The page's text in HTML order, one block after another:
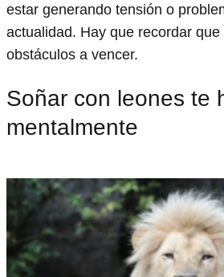
estar generando tensión o
actualidad. Hay que recordar que
obstáculos a vencer.
Soñar con leones te
mentalmente